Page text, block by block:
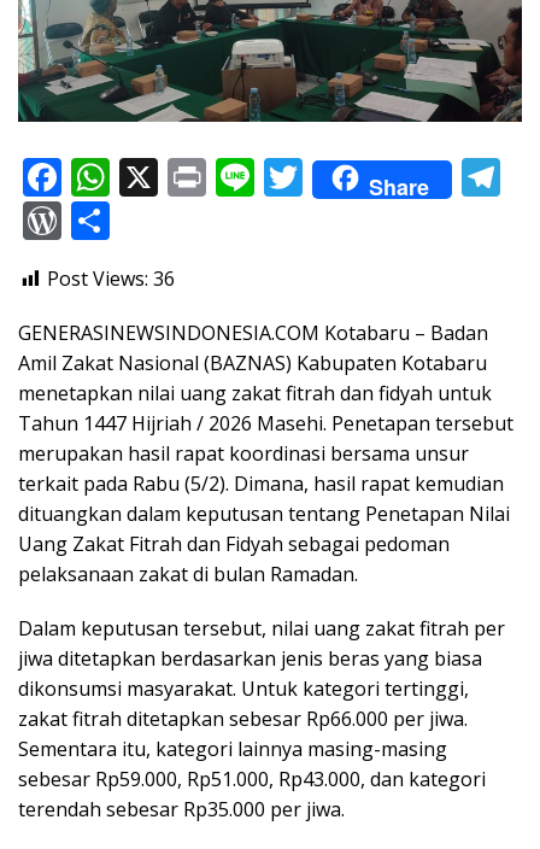
F
ac
e
b
o
o
k
W
s
A
p
p
X Pr Li T
w
Share
W
or
d
Pr
e
ss
ar
e
Post Views: 36
GENERASINEWSINDONESIA.COM Kotabaru – Badan
Amil Zakat Nasional (BAZNAS) Kabupaten Kotabaru
menetapkan nilai uang zakat fitrah dan fidyah untuk
Tahun 1447 Hijriah / 2026 Masehi. Penetapan tersebut
merupakan hasil rapat koordinasi bersama unsur
terkait pada Rabu (5/2). Dimana, hasil rapat kemudian
dituangkan dalam keputusan tentang Penetapan Nilai
Uang Zakat Fitrah dan Fidyah sebagai pedoman
pelaksanaan zakat di bulan Ramadan.
Dalam keputusan tersebut, nilai uang zakat fitrah per
jiwa ditetapkan berdasarkan jenis beras yang biasa
dikonsumsi masyarakat. Untuk kategori tertinggi,
zakat fitrah ditetapkan sebesar Rp66.000 per jiwa.
Sementara itu, kategori lainnya masing-masing
sebesar Rp59.000, Rp51.000, Rp43.000, dan kategori
terendah sebesar Rp35.000 per jiwa.